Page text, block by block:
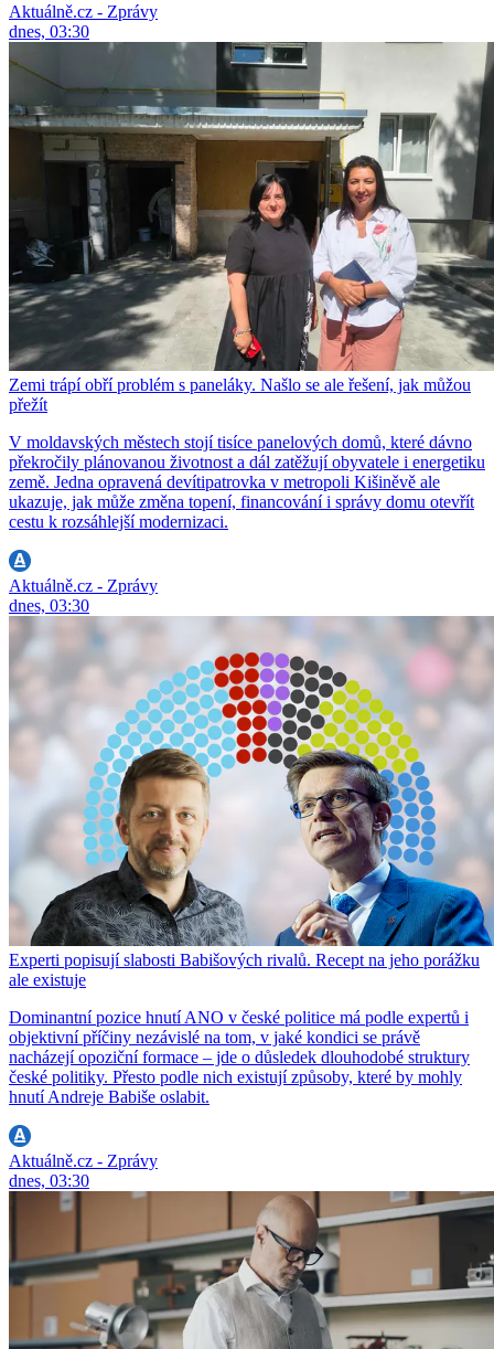
Aktuálně.cz - Zprávy
dnes, 03:30
Zemi trápí obří problém s paneláky. Našlo se ale řešení, jak můžou
přežít
V moldavských městech stojí tisíce panelových domů, které dávno
překročily plánovanou životnost a dál zatěžují obyvatele i energetiku
země. Jedna opravená devítipatrovka v metropoli Kišiněvě ale
ukazuje, jak může změna topení, financování i správy domu otevřít
cestu k rozsáhlejší modernizaci.
Aktuálně.cz - Zprávy
dnes, 03:30
Experti popisují slabosti Babišových rivalů. Recept na jeho porážku
ale existuje
Dominantní pozice hnutí ANO v české politice má podle expertů i
objektivní příčiny nezávislé na tom, v jaké kondici se právě
nacházejí opoziční formace – jde o důsledek dlouhodobé struktury
české politiky. Přesto podle nich existují způsoby, které by mohly
hnutí Andreje Babiše oslabit.
Aktuálně.cz - Zprávy
dnes, 03:30